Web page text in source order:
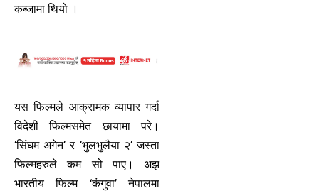
कब्जामा थियो ।
यस फिल्मले आक्रामक व्यापार गर्दा
विदेशी फिल्मसमेत छायामा परे।
‘सिंघम अगेन’ र ‘भुलभुलैया २’ जस्ता
फिल्महरुले कम सो पाए। अझ
भारतीय फिल्म ‘कंगुवा’ नेपालमा